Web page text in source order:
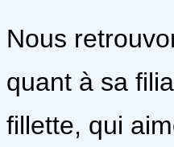
Nous
quant à sa
fillette, qui